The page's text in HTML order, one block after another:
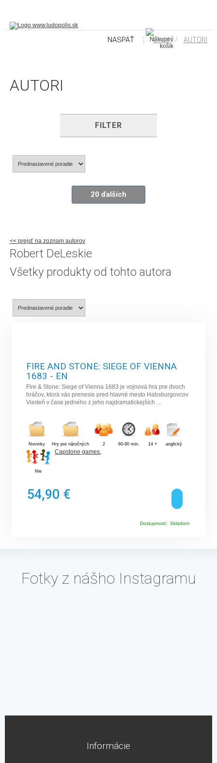
NASPÄŤ ⋮ Úvod / AUTORI
AUTORI
FILTER
20 ďalších
<< prejsť na zoznam autorov
Robert DeLeskie
Všetky produkty od tohto autora
FIRE AND STONE: SIEGE OF VIENNA
1683 - EN
Fire & Stone: Siege of Vienna 1683 je vojnová hra pre dvoch
hráčov, ktorá vás prenesie pred hlavné mesto Habsburgovcov
Viedeň v čase jedného z jeho najdramatickejších ...
Novinky Hry pre náročných 2 60-90 min. 14 + anglický
Nie
Capstone games
54,90 €
Dostupnosť: Skladom
Fotky z nášho Instagramu
Informácie